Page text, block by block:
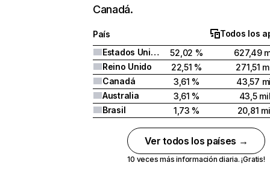
Canadá.
País
Todos los
Estados Unidos
52,02 %
627,49
Reino Unido
22,51 %
271,51
Canadá
3,61 %
43,57
Australia
3,61 %
43,5
Brasil
1,73 % 20,81
Ver todos los países →
10 veces más información diaria. ¡Gratis!